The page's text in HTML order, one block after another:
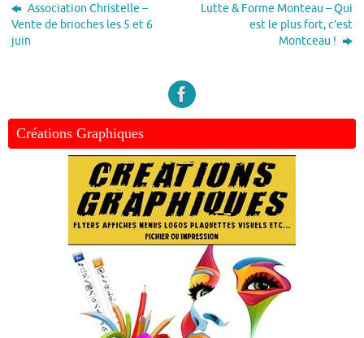
Association Christelle –
Vente de brioches les 5 et 6
juin
Lutte & Forme Monteau – Qui
est le plus fort, c’est
Montceau !
Créations Graphiques